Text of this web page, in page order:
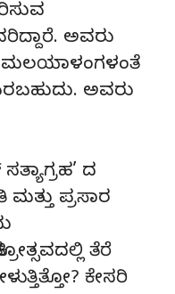
ಅವರು
ಮಲಯಾಳಂಗಳಂತೆ
ಅವರು
ದ
ಮತ್ತು ಪ್ರಸಾರ
ತೆರೆ
ಕೇಸರಿ